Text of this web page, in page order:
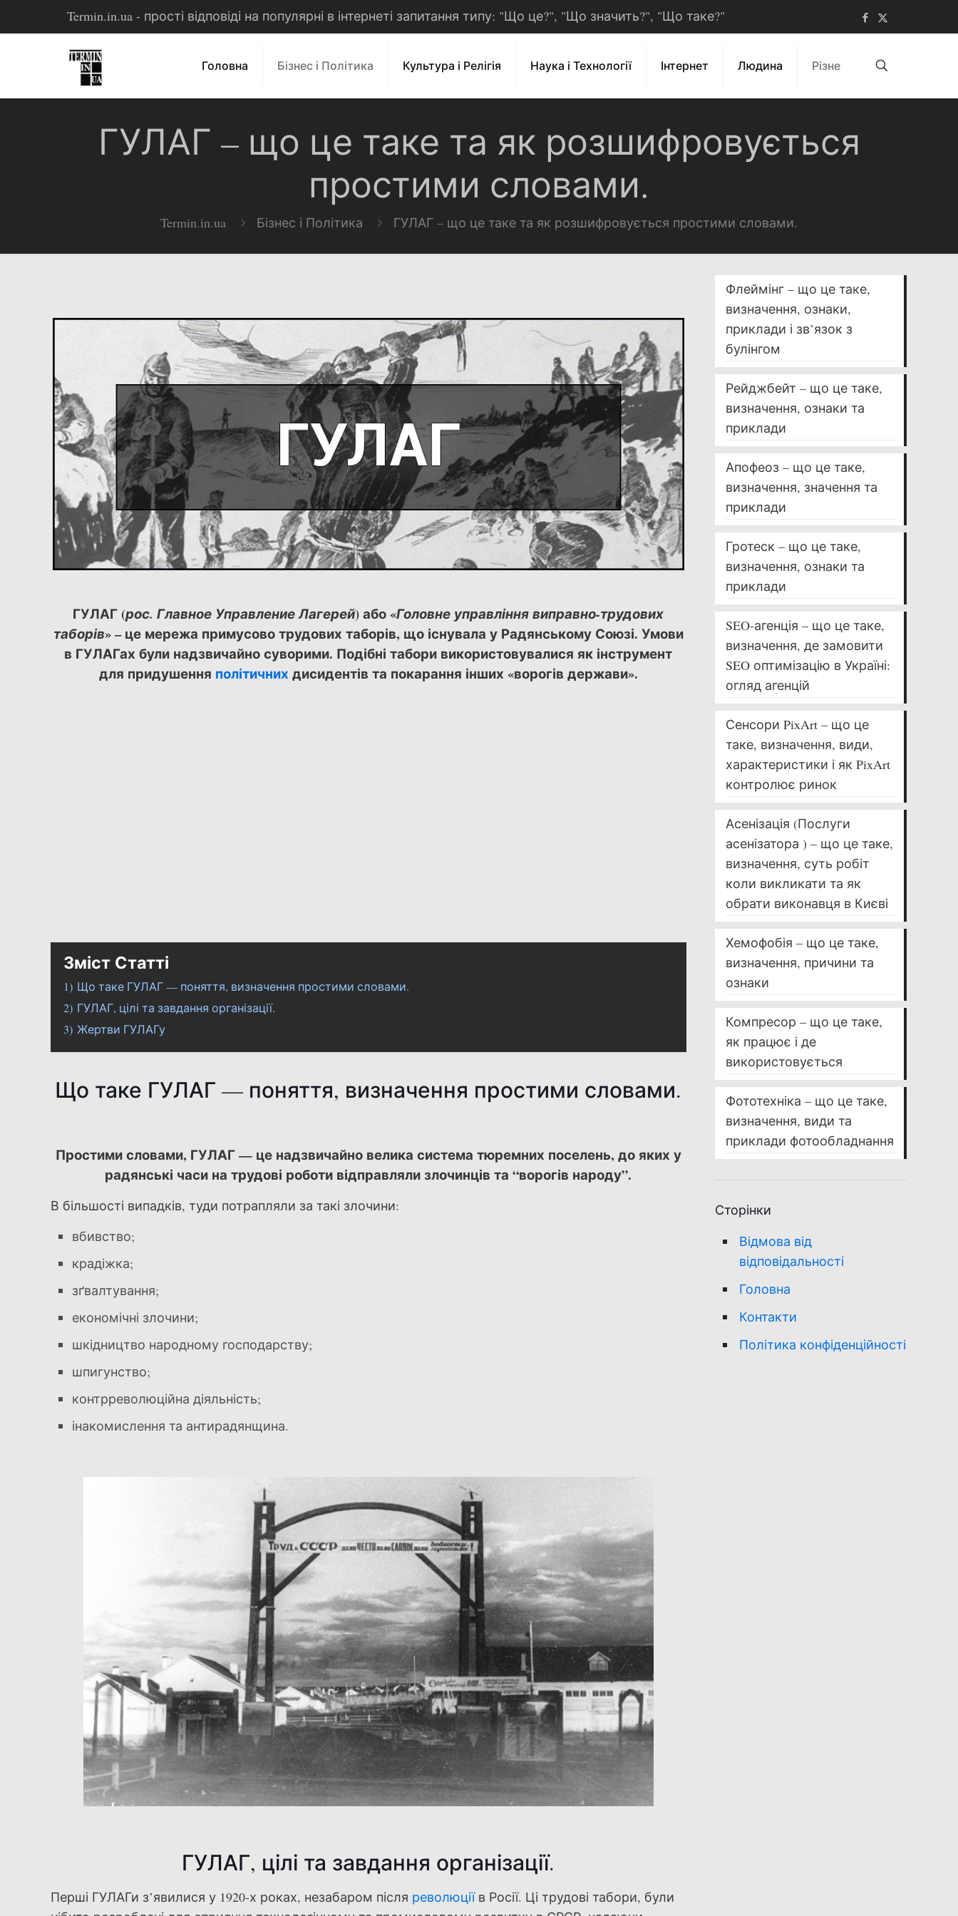
Termin.in.ua - прості відповіді на популярні в інтернеті запитання типу: "Що це?", "Що значить?", "Що таке?"
Головна Бізнес і Політика Культура і Релігія Наука і Технології Інтернет Людина Різне
ГУЛАГ – що це таке та як розшифровується
простими словами.
Termin.in.ua Бізнес і Політика ГУЛАГ – що це таке та як розшифровується простими словами.
ГУЛАГ (рос. Главное Управление Лагерей) або «Головне управління виправно-трудових
таборів» – це мережа примусово трудових таборів, що існувала у Радянському Союзі. Умови
в ГУЛАГах були надзвичайно суворими. Подібні табори використовувалися як інструмент
для придушення політичних дисидентів та покарання інших «ворогів держави».
Зміст Статті
1) Що таке ГУЛАГ — поняття, визначення простими словами.
2) ГУЛАГ, цілі та завдання організації.
3) Жертви ГУЛАГу
Що таке ГУЛАГ — поняття, визначення простими словами.
Простими словами, ГУЛАГ — це надзвичайно велика система тюремних поселень, до яких у
радянські часи на трудові роботи відправляли злочинців та “ворогів народу”.
В більшості випадків, туди потрапляли за такі злочини:
вбивство;
крадіжка;
зґвалтування;
економічні злочини;
шкідництво народному господарству;
шпигунство;
контрреволюційна діяльність;
інакомислення та антирадянщина.
ГУЛАГ, цілі та завдання організації.
Перші ГУЛАГи з’явилися у 1920-х роках, незабаром після революціїв Росії. Ці трудові табори, були
Флеймінг – що це таке,
визначення, ознаки,
приклади і зв’язок з
булінгом
Рейджбейт – що це таке,
визначення, ознаки та
приклади
Апофеоз – що це таке,
визначення, значення та
приклади
Гротеск – що це таке,
визначення, ознаки та
приклади
SEO-агенція – що це таке,
визначення, де замовити
SEO оптимізацію в Україні:
огляд агенцій
Сенсори PixArt – що це
таке, визначення, види,
характеристики і як PixArt
контролює ринок
Асенізація (Послуги
асенізатора ) – що це таке,
визначення, суть робіт
коли викликати та як
обрати виконавця в Києві
Хемофобія – що це таке,
визначення, причини та
ознаки
Компресор – що це таке,
як працює і де
використовується
Фототехніка – що це таке,
визначення, види та
приклади фотообладнання
Сторінки
Відмова від
відповідальності
Головна
Контакти
Політика конфіденційності